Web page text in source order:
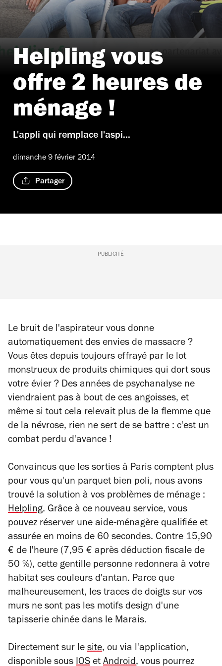
Helpling vous
offre 2 heures de
ménage !
L'appli qui remplace l'aspi...
dimanche 9 février 2014
Partager
PUBLICITÉ
Le bruit de l'aspirateur vous donne
automatiquement des envies de massacre ?
Vous êtes depuis toujours effrayé par le lot
monstrueux de produits chimiques qui dort sous
votre évier ? Des années de psychanalyse ne
viendraient pas à bout de ces angoisses, et
même si tout cela relevait plus de la flemme que
de la névrose, rien ne sert de se battre : c'est un
combat perdu d'avance !
Convaincus que les sorties à Paris comptent plus
pour vous qu'un parquet bien poli, nous avons
trouvé la solution à vos problèmes de ménage :
Helpling. Grâce à ce nouveau service, vous
pouvez réserver une aide-ménagère qualifiée et
assurée en moins de 60 secondes. Contre 15,90
€ de l'heure (7,95 € après déduction fiscale de
50 %), cette gentille personne redonnera à votre
habitat ses couleurs d'antan. Parce que
malheureusement, les traces de doigts sur vos
murs ne sont pas les motifs design d'une
tapisserie chinée dans le Marais.
Directement sur le site, ou via l'application,
disponible sous IOS et Android, vous pourrez